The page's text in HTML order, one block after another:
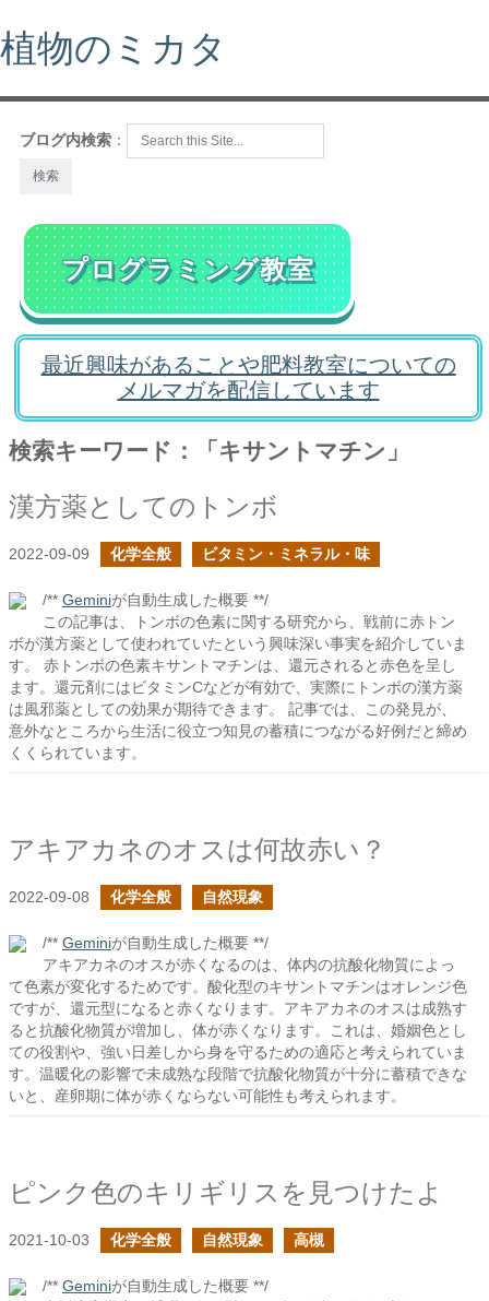
植物のミカタ
ブログ内検索 ：
プログラミング教室
最近興味があることや肥料教室についての
メルマガを配信しています
検索キーワード：「キサントマチン」
漢方薬としてのトンボ
2022-09-09 化学全般 ビタミン・ミネラル・味
/** Geminiが自動生成した概要 **/
この記事は、トンボの色素に関する研究から、戦前に赤トン
ボが漢方薬として使われていたという興味深い事実を紹介していま
す。 赤トンボの色素キサントマチンは、還元されると赤色を呈し
ます。還元剤にはビタミンCなどが有効で、実際にトンボの漢方薬
は風邪薬としての効果が期待できます。 記事では、この発見が、
意外なところから生活に役立つ知見の蓄積につながる好例だと締め
くくられています。
アキアカネのオスは何故赤い？
2022-09-08 化学全般 自然現象
/** Geminiが自動生成した概要 **/
アキアカネのオスが赤くなるのは、体内の抗酸化物質によっ
て色素が変化するためです。酸化型のキサントマチンはオレンジ色
ですが、還元型になると赤くなります。アキアカネのオスは成熟す
ると抗酸化物質が増加し、体が赤くなります。これは、婚姻色とし
ての役割や、強い日差しから身を守るための適応と考えられていま
す。温暖化の影響で未成熟な段階で抗酸化物質が十分に蓄積できな
いと、産卵期に体が赤くならない可能性も考えられます。
ピンク色のキリギリスを見つけたよ
2021-10-03 化学全般 自然現象 高槻
/** Geminiが自動生成した概要 **/